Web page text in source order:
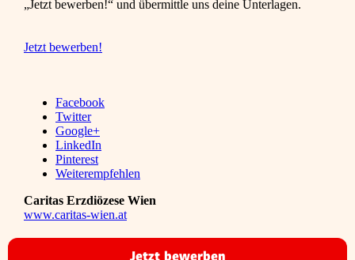
„Jetzt bewerben!“ und übermittle uns deine Unterlagen.
Jetzt bewerben!
Facebook
Twitter
Google+
LinkedIn
Pinterest
Weiterempfehlen
Caritas Erzdiözese Wien
www.caritas-wien.at
Jetzt bewerben